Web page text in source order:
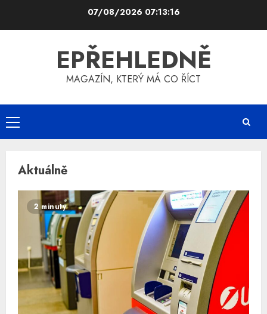
07/08/2026 07:13:17
EPŘEHLEDNĚ
MAGAZÍN, KTERÝ MÁ CO ŘÍCT
Primary
Menu
Aktuálně
2 minuty